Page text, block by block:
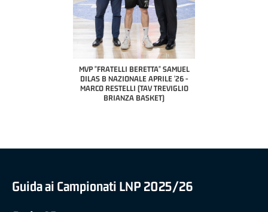
MVP "FRATELLI BERETTA" SAMUEL
DILAS B NAZIONALE APRILE '26 -
MARCO RESTELLI (TAV TREVIGLIO
BRIANZA BASKET)
Guida ai Campionati LNP 2025/26